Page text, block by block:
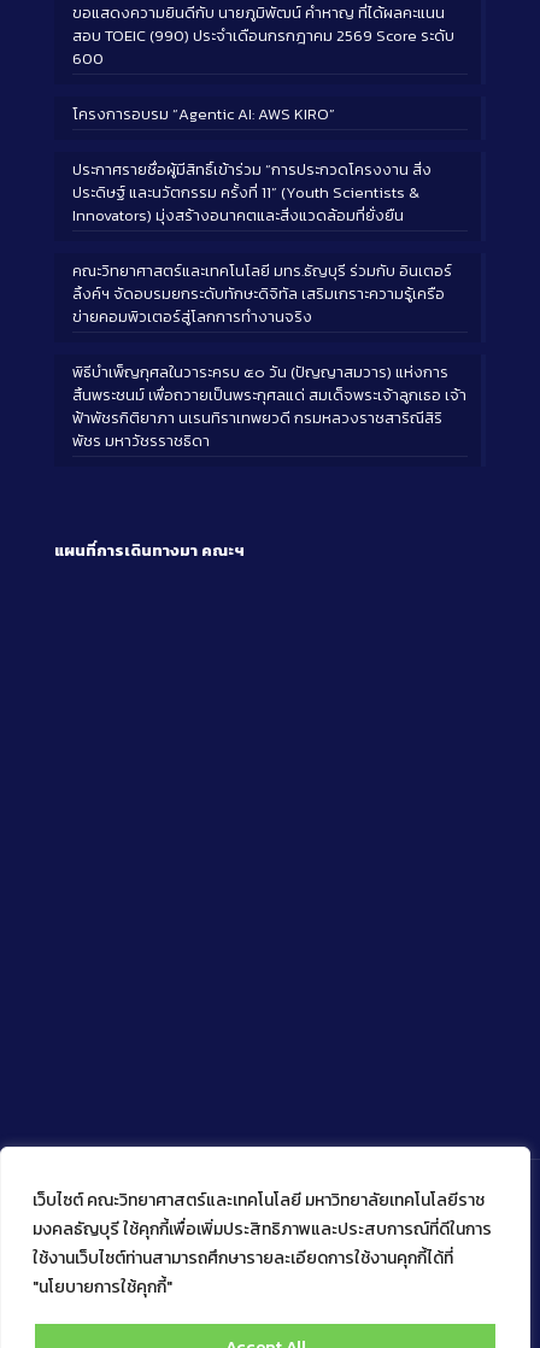
เว็บไซต์ คณะวิทยาศาสตร์และเทคโนโลยี มหาวิทยาลัยเทคโนโลยีราช
มงคลธัญบุรี ใช้คุกกี้เพื่อเพิ่มประสิทธิภาพและประสบการณ์ที่ดีในการ
ใช้งานเว็บไซต์ท่านสามารถศึกษารายละเอียดการใช้งานคุกกี้ได้ที่
"นโยบายการใช้คุกกี้"
ขอแสดงความยินดีกับ นายภูมิพัฒน์ คำหาญ ที่ได้ผลคะแนน
สอบ TOEIC (990) ประจำเดือนกรกฎาคม 2569 Score ระดับ
600
โครงการอบรม “Agentic AI: AWS KIRO”
ประกาศรายชื่อผู้มีสิทธิ์เข้าร่วม “การประกวดโครงงาน สิ่ง
ประดิษฐ์ และนวัตกรรม ครั้งที่ 11” (Youth Scientists &
Innovators) มุ่งสร้างอนาคตและสิ่งแวดล้อมที่ยั่งยืน
คณะวิทยาศาสตร์และเทคโนโลยี มทร.ธัญบุรี ร่วมกับ อินเตอร์
ลิ้งค์ฯ จัดอบรมยกระดับทักษะดิจิทัล เสริมเกราะความรู้เครือ
ข่ายคอมพิวเตอร์สู่โลกการทำงานจริง
พิธีบำเพ็ญกุศลในวาระครบ ๕๐ วัน (ปัญญาสมวาร) แห่งการ
สิ้นพระชนม์ เพื่อถวายเป็นพระกุศลแด่ สมเด็จพระเจ้าลูกเธอ เจ้า
ฟ้าพัชรกิติยาภา นเรนทิราเทพยวดี กรมหลวงราชสาริณีสิริ
พัชร มหาวัชรราชธิดา
แผนที่การเดินทางมา คณะฯ
Copyright © 2022 คณะวิทยาศาสตร์และเทคโนโลยี มหาวิทยาลัย